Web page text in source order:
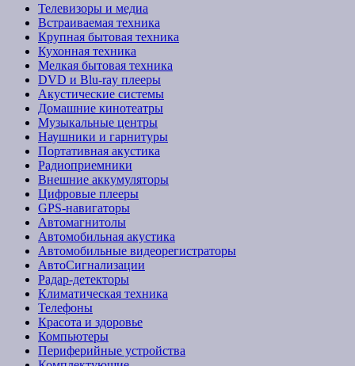
Телевизоры и медиа
Встраиваемая техника
Крупная бытовая техника
Кухонная техника
Мелкая бытовая техника
DVD и Blu-ray плееры
Акустические системы
Домашние кинотеатры
Музыкальные центры
Наушники и гарнитуры
Портативная акустика
Радиоприемники
Внешние аккумуляторы
Цифровые плееры
GPS-навигаторы
Автомагнитолы
Автомобильная акустика
Автомобильные видеорегистраторы
АвтоСигнализации
Радар-детекторы
Климатическая техника
Телефоны
Красота и здоровье
Компьютеры
Периферийные устройства